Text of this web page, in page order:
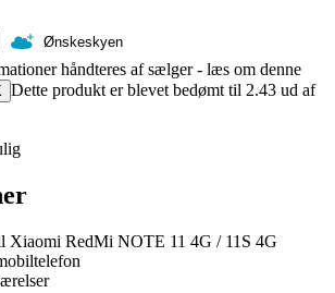
Ønskeskyen
håndteres af sælger - læs om denne
Dette produkt er blevet bedømt til 2.43 ud af
Xiaomi RedMi NOTE 11 4G / 11S 4G